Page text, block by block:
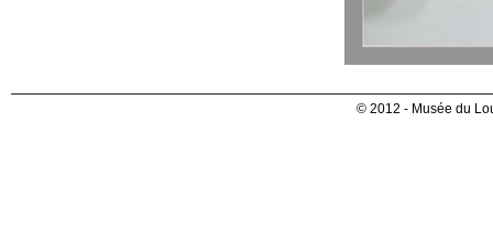
© 2012 - Musée du